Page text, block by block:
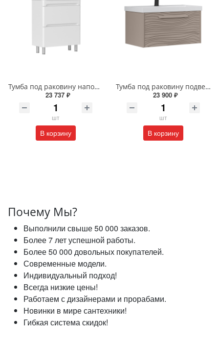
Тумба под раковину напольная EQUIL Найс 60 см tnNICE60.2Y-05 белая
23 737 ₽
шт
В корзину
Тумба под раковину подвесная EQUIL Глеам 80.1Я/Gleam 80.1Y амарок/дуб вотан tpGLEAM80.1Y-25
23 900 ₽
шт
В корзину
Почему Мы?
Выполнили свыше 50 000 заказов.
Более 7 лет успешной работы.
Более 50 000 довольных покупателей.
Современные модели.
Индивидуальный подход!
Всегда низкие цены!
Работаем с дизайнерами и прорабами.
Новинки в мире сантехники!
Гибкая система скидок!